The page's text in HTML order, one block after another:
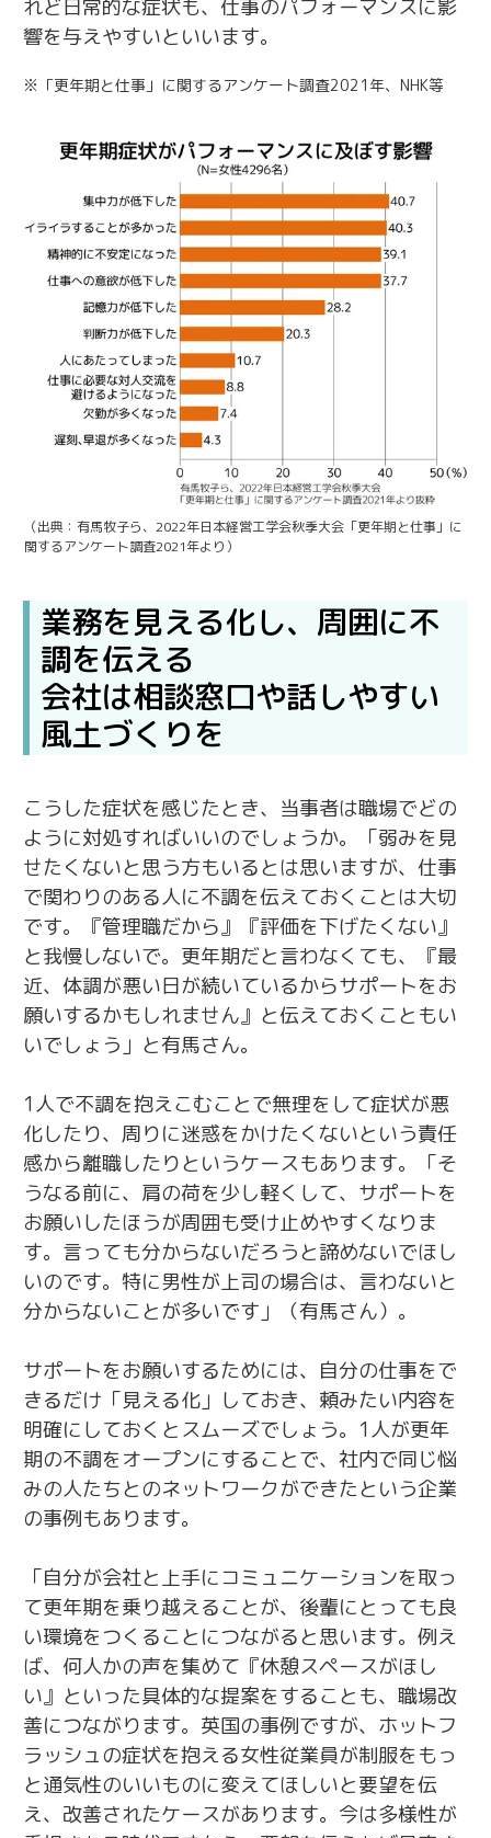
れど日常的な症状も、仕事のパフォーマンスに影
響を与えやすいといいます。
※ 「更年期と仕事」に関するアンケート調査2021年、NHK等
（出典：有馬牧子ら、2022年日本経営工学会秋季大会「更年期と仕事」に
関するアンケート調査2021年より）
業務を見える化し、周囲に不
調を伝える
会社は相談窓口や話しやすい
風土づくりを
こうした症状を感じたとき、当事者は職場でどの
ように対処すればいいのでしょうか。「弱みを見
せたくないと思う方もいるとは思いますが、仕事
で関わりのある人に不調を伝えておくことは大切
です。『管理職だから』『評価を下げたくない』
と我慢しないで。更年期だと言わなくても、『最
近、体調が悪い日が続いているからサポートをお
願いするかもしれません』と伝えておくこともい
いでしょう」と有馬さん。
1人で不調を抱えこむことで無理をして症状が悪
化したり、周りに迷惑をかけたくないという責任
感から離職したりというケースもあります。「そ
うなる前に、肩の荷を少し軽くして、サポートを
お願いしたほうが周囲も受け止めやすくなりま
す。言っても分からないだろうと諦めないでほし
いのです。特に男性が上司の場合は、言わないと
分からないことが多いです」（有馬さん）。
サポートをお願いするためには、自分の仕事をで
きるだけ「見える化」しておき、頼みたい内容を
明確にしておくとスムーズでしょう。1人が更年
期の不調をオープンにすることで、社内で同じ悩
みの人たちとのネットワークができたという企業
の事例もあります。
「自分が会社と上手にコミュニケーションを取っ
て更年期を乗り越えることが、後輩にとっても良
い環境をつくることにつながると思います。例え
ば、何人かの声を集めて『休憩スペースがほし
い』といった具体的な提案をすることも、職場改
善につながります。英国の事例ですが、ホットフ
ラッシュの症状を抱える女性従業員が制服をもっ
と通気性のいいものに変えてほしいと要望を伝
え、改善されたケースがあります。今は多様性が